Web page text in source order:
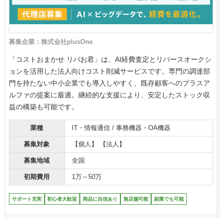
募集企業：株式会社plusOne
「コストおまかせ リバお君」は、AI経費査定とリバースオークシ
ョンを活用した法人向けコスト削減サービスです。専門の調達部
門を持たない中小企業でも導入しやすく、既存顧客へのプラスア
ルファの提案に最適。継続的な支援により、安定したストック収
益の構築も可能です。
業種 IT・情報通信 / 事務機器・OA機器
募集対象 【個人】 【法人】
募集地域 全国
初期費用 1万～50万
サポート充実 初心者大歓迎 商品に自信あり 無店舗可能 副業でも可能